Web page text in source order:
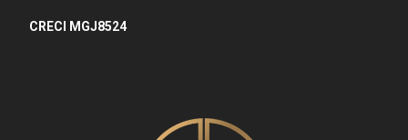
CRECI MGJ8524